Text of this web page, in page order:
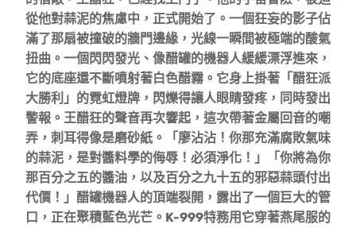
從他對蒜泥的焦慮中，正式開始了。一個狂妄的影子佔
滿了那扇被撞破的牆門邊緣，光線一瞬間被極端的酸氣
扭曲。一個閃閃發光、像醋罐的機器人緩緩漂浮進來，
它的底座還不斷噴射著白色醋霧。它身上掛著「醋狂派
大勝利」的霓虹燈牌，閃爍得讓人眼睛發疼，同時發出
警報。王醋狂的聲音再次響起，這次帶著金屬回音的嘲
弄，刺耳得像是磨砂紙。「廖沾沾！你那充滿腐敗氣味
的蒜泥，是對醬料學的侮辱！必須淨化！」「你將為你
那百分之五的醬油，以及百分之九十五的邪惡蒜頭付出
代價！」醋罐機器人的頂端裂開，露出了一個巨大的管
口，正在聚積藍色光芒。K-999特務用它穿著燕尾服的